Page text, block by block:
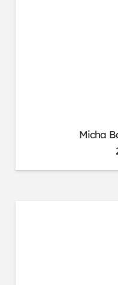
Micha